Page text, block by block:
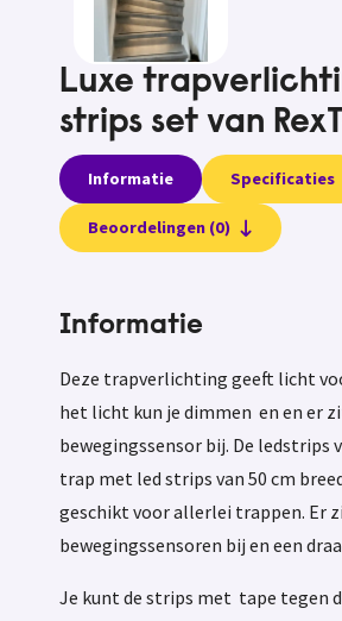
Luxe
strips set van
Informatie Specificaties
Beoordelingen (0)
Informatie
Deze trapverlichting geeft licht
het licht kun je dimmen en en er
bewegingssensor bij. De ledstrips
trap met led strips van 50 cm
geschikt voor allerlei trappen. Er
bewegingssensoren bij en een
Je kunt de strips met tape tegen